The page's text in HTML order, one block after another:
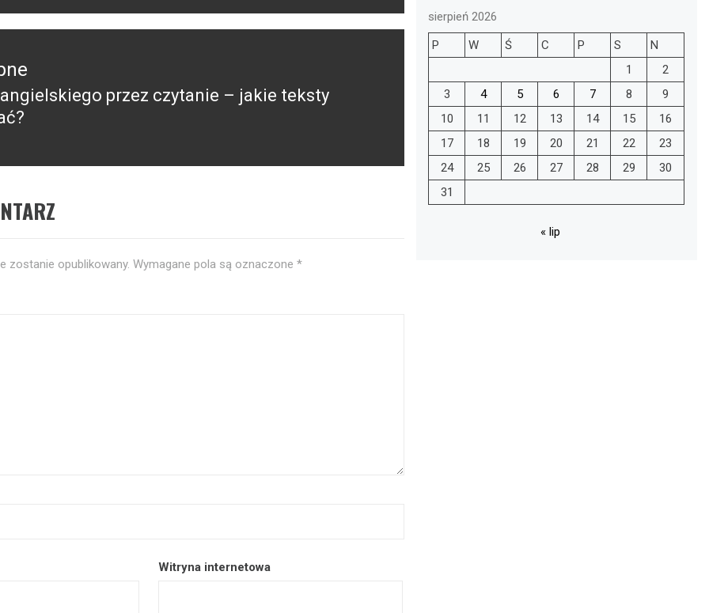
przez czytanie – jakie teksty
zostanie opublikowany. Wymagane pola są oznaczone *
Witryna internetowa
sierpień 2026
P
W Ś C P S
N
1
2
3
4 5 6 7 8
9
10
11 12 13 14 15
16
17
18 19 20 21 22
23
24
25 26 27 28 29
30
31
« lip